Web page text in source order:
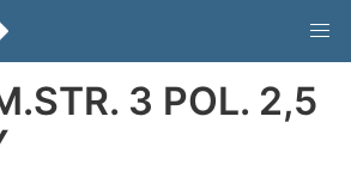
3 POL. 2,5